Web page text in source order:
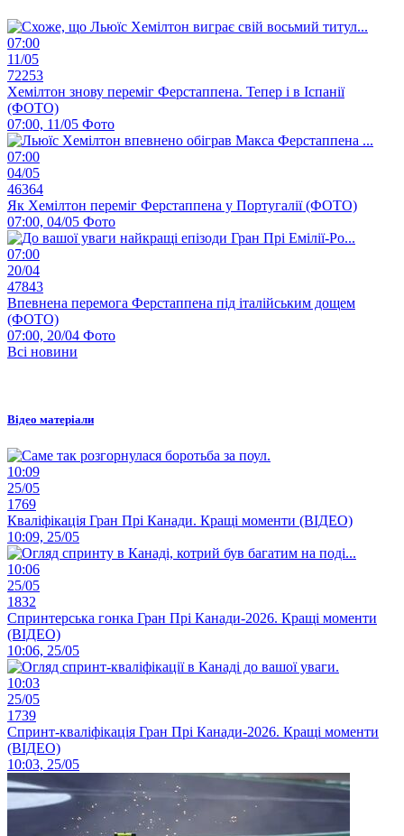
07:00
11/05
72253
Хемілтон знову переміг Ферстаппена. Тепер і в Іспанії
(ФОТО)
07:00, 11/05 Фото
07:00
04/05
46364
Як Хемілтон переміг Ферстаппена у Португалії (ФОТО)
07:00, 04/05 Фото
07:00
20/04
47843
Впевнена перемога Ферстаппена під італійським дощем
(ФОТО)
07:00, 20/04 Фото
Всі новини
Відео матеріали
10:09
25/05
1769
Кваліфікація Гран Прі Канади. Кращі моменти (ВІДЕО)
10:09, 25/05
10:06
25/05
1832
Спринтерська гонка Гран Прі Канади-2026. Кращі моменти
(ВІДЕО)
10:06, 25/05
10:03
25/05
1739
Спринт-кваліфікація Гран Прі Канади-2026. Кращі моменти
(ВІДЕО)
10:03, 25/05